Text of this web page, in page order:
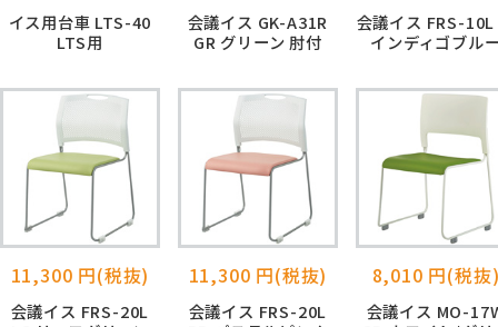
イス用台車 LTS-40
LTS用
会議イス GK-A31R
GR グリーン 肘付
会議イス FRS-
インディゴブル
11,300 円(税抜)
会議イス FRS-20L
11,300 円(税抜)
会議イス FRS-20L
8,010 円(税抜
会議イス MO-